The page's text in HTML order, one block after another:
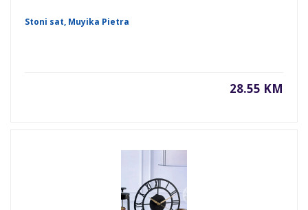
Stoni sat, Muyika Pietra
28.55 KM